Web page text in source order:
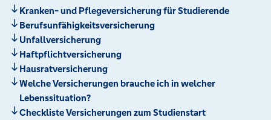
Kranken- und Pflegeversicherung für Studierende
Berufsunfähigkeitsversicherung
Unfallversicherung
Haftpflichtversicherung
Hausratversicherung
Welche Versicherungen brauche ich in welcher
Lebenssituation?
Checkliste Versicherungen zum Studienstart